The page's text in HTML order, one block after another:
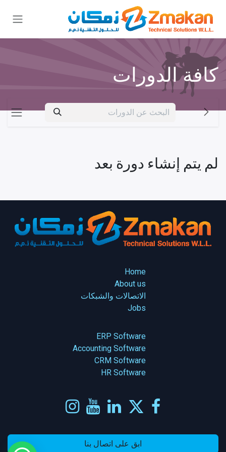
تخطي للذهاب إلى المحتوى
كافة الدورات
لم يتم إنشاء دورة بعد
Home
About us
الاتصالات والشبكات
Jobs
ERP Software
Accounting Software
CRM Software
HR Software
ابق على اتصال بنا